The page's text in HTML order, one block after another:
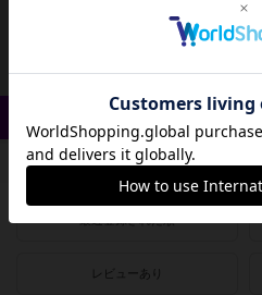
5
登録状況
レビューあり